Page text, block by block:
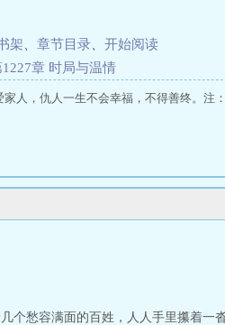
架 章节目录
开始阅读
1227章 时局与温情
人，仇人一生不会幸福，不得善终。注
个愁容满面的百姓，人人手里攥着一